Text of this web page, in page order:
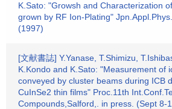
K.Sato: "Growsh and Characterization
grown by RF Ion-Plating"
(1997)
[文献書誌] Y.Yanase, T.Shimizu,
K.Kondo and K.Sato: "Measurement of
conveyed by cluster beams during ICB
CuInSe2 thin films" Proc.11th
Compounds,Salford,. in press. (Sept 8-